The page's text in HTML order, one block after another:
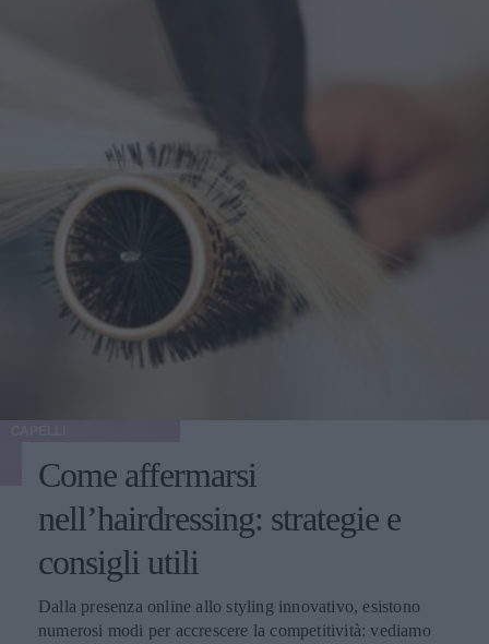
Come affermarsi
nell’hairdressing: strategie e
consigli utili
Dalla presenza online allo styling innovativo, esistono
numerosi modi per accrescere la competitività: vediamo